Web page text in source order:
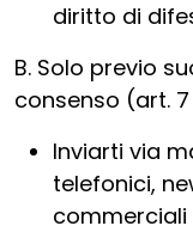
diritto di
B. Solo previo
consenso (art.
Inviarti via
telefonici,